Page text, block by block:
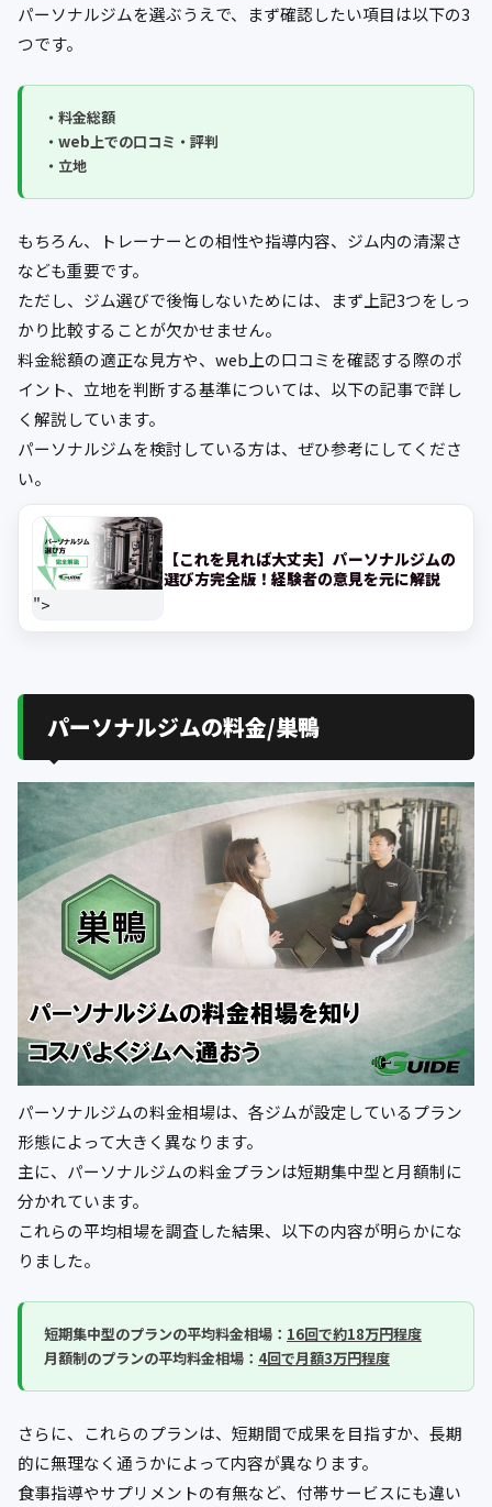
パーソナルジムを選ぶうえで、まず確認したい項目は以下の3
つです。
・料金総額
・web上での口コミ・評判
・立地
もちろん、トレーナーとの相性や指導内容、ジム内の清潔さ
なども重要です。
ただし、ジム選びで後悔しないためには、まず上記3つをしっ
かり比較することが欠かせません。
料金総額の適正な見方や、web上の口コミを確認する際のポ
イント、立地を判断する基準については、以下の記事で詳し
く解説しています。
パーソナルジムを検討している方は、ぜひ参考にしてくださ
い。
">
【これを見れば大丈夫】パーソナルジムの
選び方完全版！経験者の意見を元に解説
パーソナルジムの料金/巣鴨
パーソナルジムの料金相場は、各ジムが設定しているプラン
形態によって大きく異なります。
主に、パーソナルジムの料金プランは短期集中型と月額制に
分かれています。
これらの平均相場を調査した結果、以下の内容が明らかにな
りました。
短期集中型のプランの平均料金相場： 16回で約18万円程度
月額制のプランの平均料金相場： 4回で月額3万円程度
さらに、これらのプランは、短期間で成果を目指すか、長期
的に無理なく通うかによって内容が異なります。
食事指導やサプリメントの有無など、付帯サービスにも違い